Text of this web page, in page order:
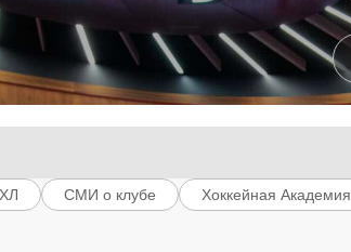
Металлург Мг
Нефтехимик
Трактор
Авангард
Адмирал
Текстовые трансляции
Интернет-магазин
Фотобанк
СМИ о клубе Хоккейная Академия